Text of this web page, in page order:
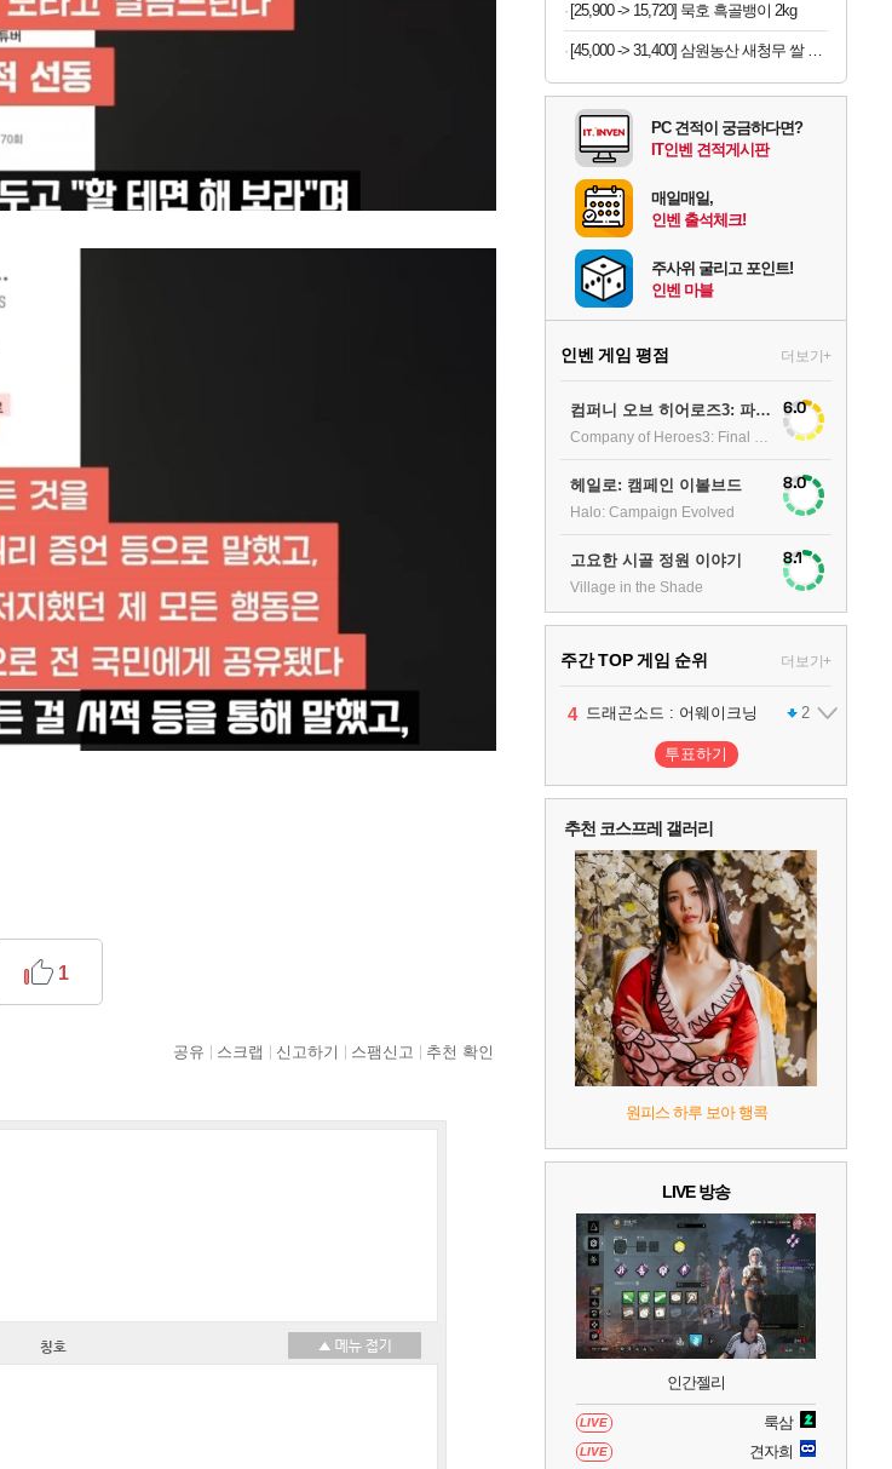
1
공유 스크랩 신고하기 스팸신고 추천 확인
칭호
[25,900 -> 15,720] 묵호 흑골뱅이 2kg
[45,000 -> 31,400] 삼원농산 새청무 쌀 상등급 10kg
PC 견적이 궁금하다면?
IT인벤 견적게시판
매일매일,
인벤 출석체크!
주사위 굴리고 포인트!
인벤 마블
인벤 게임 평점 더보기+
컴퍼니 오브 히어로즈3: 파이널 스탠드 6.0
헤일로: 캠페인 이볼브드
Halo: Campaign Evolved
8.0
고요한 시골 정원 이야기
Village in the Shade
8.1
주간 TOP 게임 순위 더보기+
1 팰월드
2 1
3 프로야구스피리츠2026 2
4 드래곤소드 : 어웨이크닝 2
5 블라인드 삼국 1
6 그랑블루 판타지 리링크 - 엔드리스 라그나로크 1
7 리듬 천국 미라클 스타즈 2
8 헤일로: 캠페인 이볼브드 2
9 캡틴 츠바사 2 월드 파이터즈
10 레고 배트맨: 레거시 오브 더 다크 나이트
투표하기
추천 코스프레 갤러리
원피스 하루 보아 행콕
LIVE 방송
인간젤리
LIVE 룩삼
LIVE 견자희